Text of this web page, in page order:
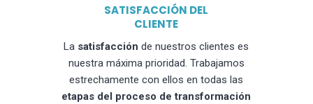
SATISFACCIÓN DEL
CLIENTE
La satisfacción de nuestros clientes es
nuestra máxima prioridad. Trabajamos
estrechamente con ellos en todas las
etapas del proceso de transformación